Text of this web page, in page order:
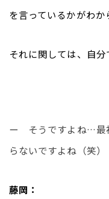
を言っているかがわか
それに関しては、自分
ー　そうですよね…最
らないですよね（笑）
藤岡：